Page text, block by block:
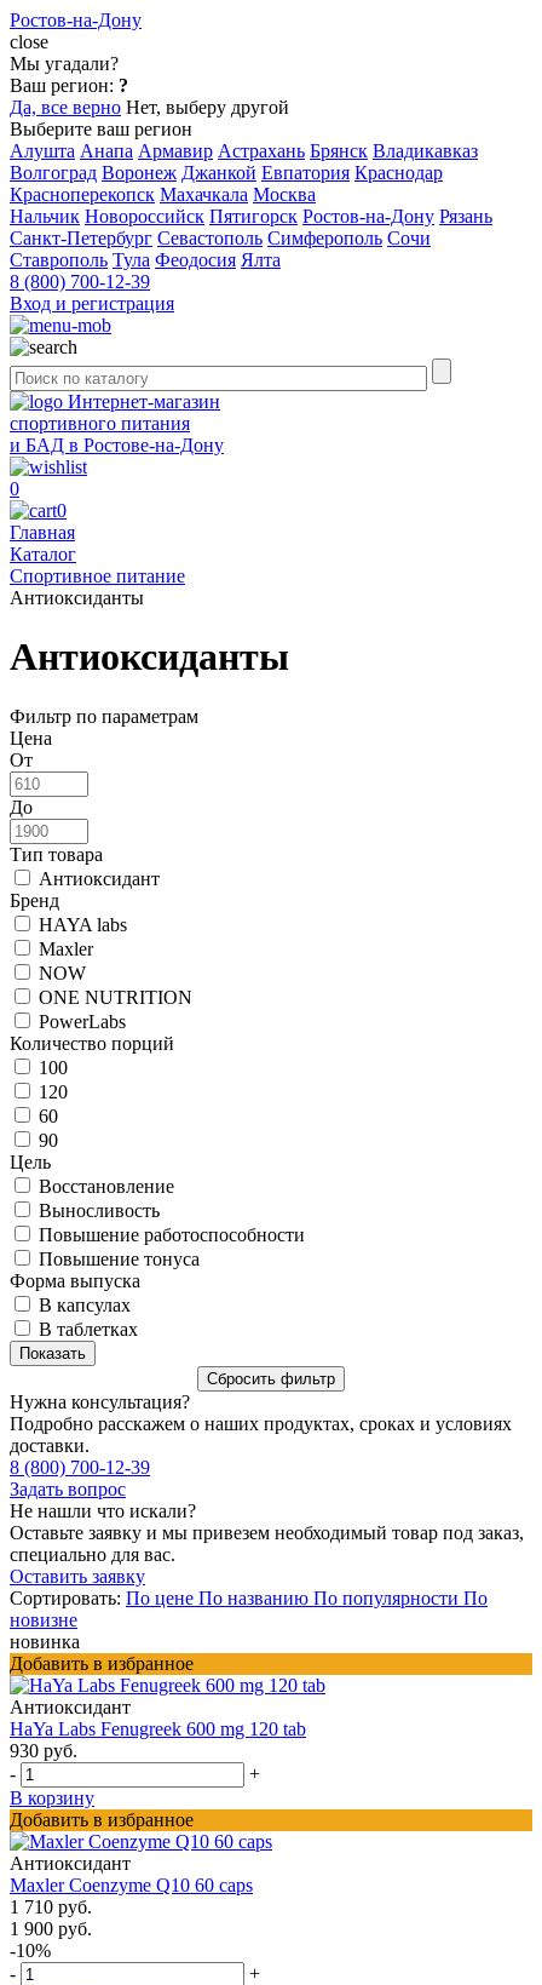
Ростов-на-Дону
close
Мы угадали?
Ваш регион: ?
Да, все верно Нет, выберу другой
Выберите ваш регион
Алушта Анапа Армавир Астрахань Брянск Владикавказ
Волгоград Воронеж Джанкой Евпатория Краснодар
Красноперекопск Махачкала Москва
Нальчик Новороссийск Пятигорск Ростов-на-Дону Рязань
Санкт-Петербург Севастополь Симферополь Сочи
Ставрополь Тула Феодосия Ялта
8 (800) 700-12-39
Вход и регистрация
Интернет-магазин
спортивного питания
и БАД в Ростове-на-Дону
0
0
Главная
Каталог
Спортивное питание
Антиоксиданты
Антиоксиданты
Фильтр по параметрам
Цена
От
До
Тип товара
Антиоксидант
Бренд
HAYA labs
Maxler
NOW
ONE NUTRITION
PowerLabs
Количество порций
100
120
60
90
Цель
Восстановление
Выносливость
Повышение работоспособности
Повышение тонуса
Форма выпуска
В капсулах
В таблетках
Нужна консультация?
Подробно расскажем о наших продуктах, сроках и условиях
доставки.
8 (800) 700-12-39
Задать вопрос
Не нашли что искали?
Оставьте заявку и мы привезем необходимый товар под заказ,
специально для вас.
Оставить заявку
Сортировать: По цене По названию По популярности По
новизне
новинка
Добавить в избранное
Антиоксидант
HaYa Labs Fenugreek 600 mg 120 tab
930 руб.
-
+
В корзину
Добавить в избранное
Антиоксидант
Maxler Coenzyme Q10 60 caps
1 710 руб.
1 900 руб.
-10%
-
+